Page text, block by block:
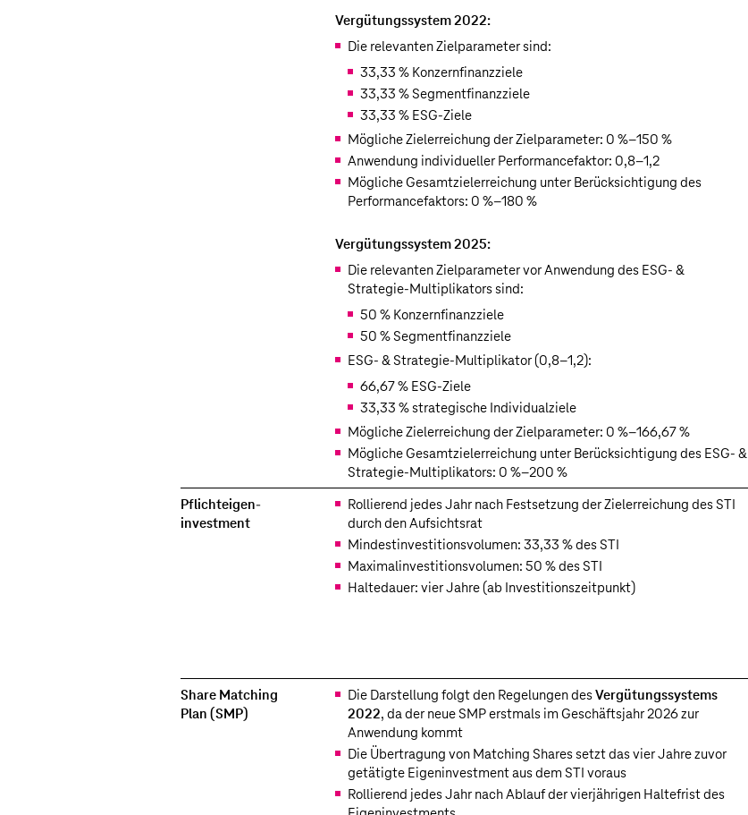
Vergütungssystem 2022:
Die relevanten Zielparameter sind:
33,33 % Konzernfinanzziele
33,33 % Segmentfinanzziele
33,33 % ESG-Ziele
Mögliche Zielerreichung der Zielparameter: 0 %–150 %
Anwendung individueller Performancefaktor: 0,8–1,2
Mögliche Gesamtzielerreichung unter Berücksichtigung des
Performancefaktors: 0 %–180 %
Vergütungssystem 2025:
Die relevanten Zielparameter vor Anwendung des ESG- &
Strategie-Multiplikators sind:
50 % Konzernfinanzziele
50 % Segmentfinanzziele
ESG- & Strategie-Multiplikator(0,8–1,2):
66,67 % ESG-Ziele
33,33 % strategische Individualziele
Mögliche Zielerreichung der Zielparameter: 0 %–166,67 %
Mögliche Gesamtzielerreichung unter Berücksichtigung des ESG- &
Strategie-Multiplikators: 0 %–200 %
Pflichteigen­
investment
Rollierend jedes Jahr nach Festsetzung der Zielerreichung des STI
durch den Aufsichtsrat
Mindestinvestitionsvolumen: 33,33 % des STI
Maximalinvestitionsvolumen: 50 % des STI
Haltedauer: vier Jahre (ab Investitionszeitpunkt)
Share Matching
Plan (SMP)
Die Darstellung folgt den Regelungen desVergütungssystems
2022, da der neue SMP erstmals im Geschäftsjahr 2026 zur
Anwendung kommt
Die Übertragung von Matching Shares setzt das vier Jahre zuvor
getätigte Eigen­investment aus dem STI voraus
Rollierend jedes Jahr nach Ablauf der vierjährigen Haltefrist des